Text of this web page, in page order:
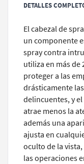
DETALLES
El cabezal de
un componente
spray contra
utiliza en más de
proteger a las
drásticamente
delincuentes, y
atrae menos la
además una
ajusta en
oculto de la
las operaciones